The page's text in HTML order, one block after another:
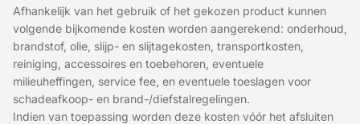
Afhankelijk van het gebruik of het gekozen product kunnen
volgende bijkomende kosten worden aangerekend: onderhoud,
brandstof, olie, slijp- en slijtagekosten, transportkosten,
reiniging, accessoires en toebehoren, eventuele
milieuheffingen, service fee, en eventuele toeslagen voor
schadeafkoop- en brand-/diefstalregelingen.
Indien van toepassing worden deze kosten vóór het afsluiten